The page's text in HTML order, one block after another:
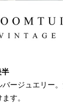
ージュエリー
す。